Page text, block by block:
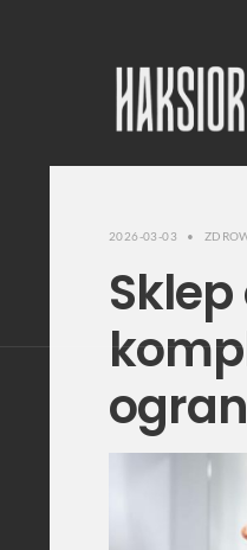
2026-03-03 •